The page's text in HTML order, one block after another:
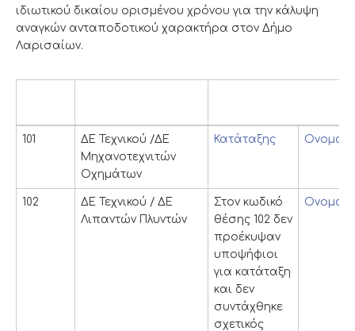
ιδιωτικού δικαίου ορισμένου χρόνου για την κάλυψη
αναγκών ανταποδοτικού χαρακτήρα στον Δήμο
Λαρισαίων.
Κωδικός
Κλάδος/Ειδικότητα Πίνακες
101
ΔΕ Τεχνικού /ΔΕ
Μηχανοτεχνιτών
Οχημάτων
Κατάταξης
102
ΔΕ Τεχνικού / ΔΕ
Λιπαντών Πλυντών
Στον κωδικό
θέσης 102 δεν
προέκυψαν
υποψήφιοι
για κατάταξη
και δεν
συντάχθηκε
σχετικός